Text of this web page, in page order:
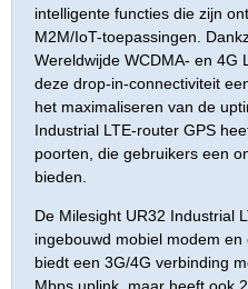
intelligente functies die zijn
M2M/IoT-toepassingen.
Wereldwijde WCDMA- en 4G
deze drop-in-connectiviteit
het maximaliseren van de
Industrial LTE-router GPS
poorten, die gebruikers een
bieden.
De Milesight UR32 Industrial
ingebouwd mobiel modem
biedt een 3G/4G verbinding